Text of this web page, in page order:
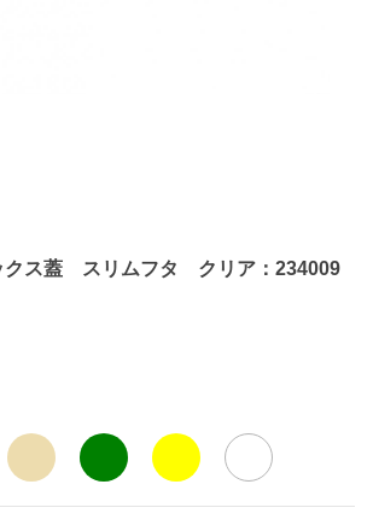
クス蓋 スリムフタ クリア：234009